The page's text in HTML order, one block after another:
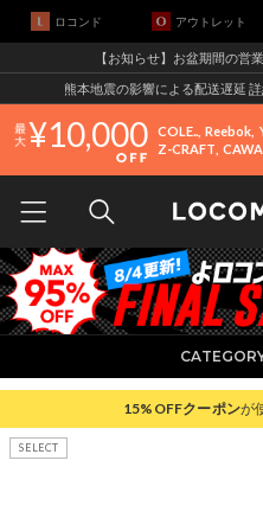
ロコンド アウトレット
【お知らせ】お盆期間の営
熊本地震の影響による配送遅延
10,000 COLE.. Reebok
Z-CRAFT
15%OFFクーポンが